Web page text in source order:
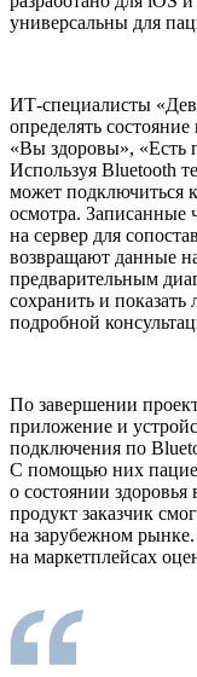
универсальны для
ИТ-специалисты
определять
«Вы здоровы», «Есть
Используя Bluetooth
может подключиться
осмотра. Записанные
на сервер для
возвращают данные
предварительным
сохранить и
подробной
По завершении
приложение и
подключения по
С помощью них
о состоянии
продукт заказчик
на зарубежном
на маркетплейсах